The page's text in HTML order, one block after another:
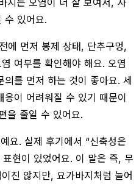
수 있어요.
에 먼저 봉제 상태, 단추구멍,
여부를 확인해야 해요. 오염
를 먼저 하는 것이 좋아요. 세
이 어려워질 수 있기 때문이
을 줄일 수 있어요.
예요. 실제 후기에서 “신축성은
현이 있었어요. 이 말은 즉, 무
진 않지만, 요가바지처럼 늘어